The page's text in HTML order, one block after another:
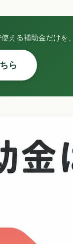
る補助金だけを
ら